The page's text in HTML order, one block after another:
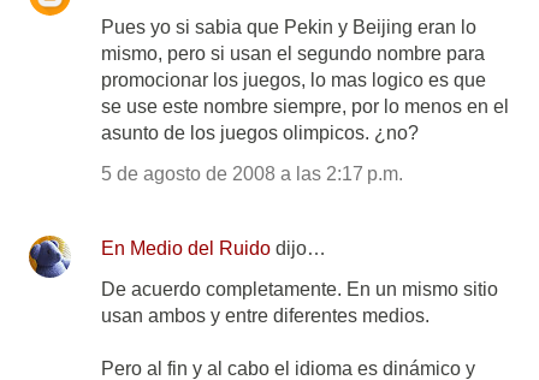
Pues yo si sabia que Pekin y Beijing eran lo
mismo, pero si usan el segundo nombre para
promocionar los juegos, lo mas logico es que
se use este nombre siempre, por lo menos en el
asunto de los juegos olimpicos. ¿no?
5 de agosto de 2008 a las 2:17 p.m.
En Medio del Ruido dijo…
De acuerdo completamente. En un mismo sitio
usan ambos y entre diferentes medios.
Pero al fin y al cabo el idioma es dinámico y